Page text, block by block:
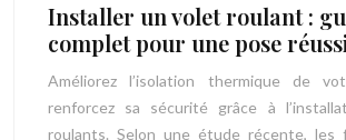
Installer un volet roulant :
complet pour une pose
Améliorez l’isolation thermique de
renforcez sa sécurité grâce à
roulants. Selon une étude récente, les